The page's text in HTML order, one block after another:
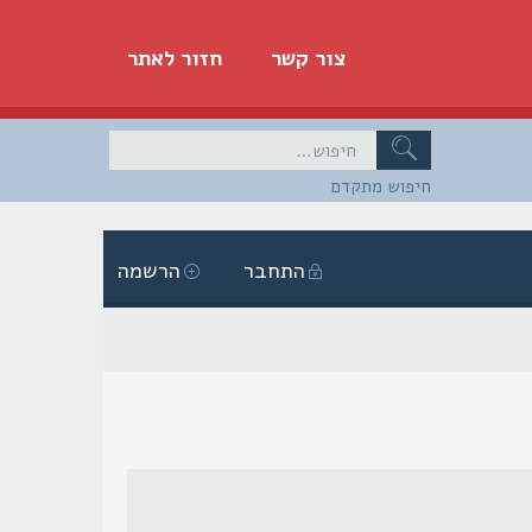
חזור לאתר צור קשר
חיפוש מתקדם
הרשמה התחבר